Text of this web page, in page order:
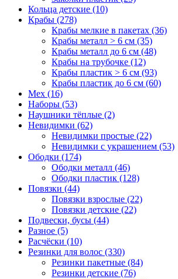
Кольца детские (10)
Крабы (278)
Крабы мелкие в пакетах (36)
Крабы металл > 6 см (35)
Крабы металл до 6 см (48)
Крабы на трубочке (12)
Крабы пластик > 6 см (93)
Крабы пластик до 6 см (60)
Мех (16)
Наборы (53)
Наушники тёплые (2)
Невидимки (62)
Невидимки простые (22)
Невидимки с украшением (53)
Ободки (174)
Ободки металл (46)
Ободки пластик (128)
Повязки (44)
Повязки взрослые (22)
Повязки детские (22)
Подвески, бусы (44)
Разное (5)
Расчёски (10)
Резинки для волос (330)
Резинки пакетные (84)
Резинки детские (76)